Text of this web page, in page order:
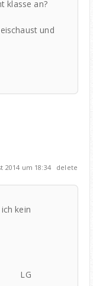
klasse an?
und
2014 um 18:34 delete
kein
LG